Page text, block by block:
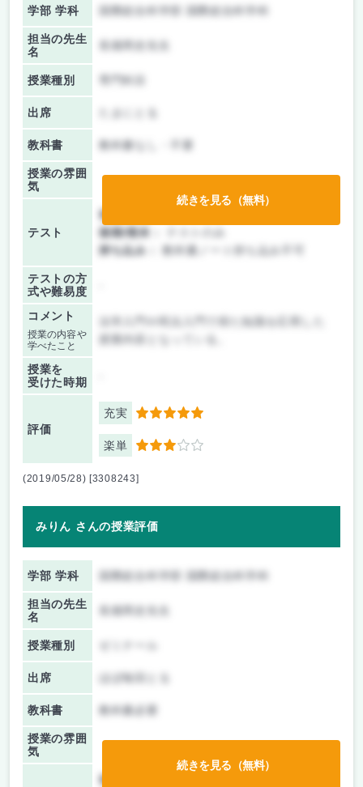
学部 学科 国際総合科学部 国際総合科学科
担当の先生
名
授業種別
出席
教科書 教科書なし・不要
授業の雰囲
気
テスト
前期/中間：
後期/期末：
持ち込み：
教科書ノート持ち込み不可
テストの方
式や難易度
コメント
授業の内容や
学べたこと
法学入門や民法入門で得た知識を応用した
授業を
受けた時期
評価
充実 5
楽単 3
続きを見る（無料）
(2019/05/28) [3308243]
みりん さんの授業評価
学部 学科 国際総合科学部 国際総合科学科
担当の先生
名
授業種別
出席 ほぼ毎回とる
教科書 教科書必要
授業の雰囲
気
前期/中間：
続きを見る（無料）